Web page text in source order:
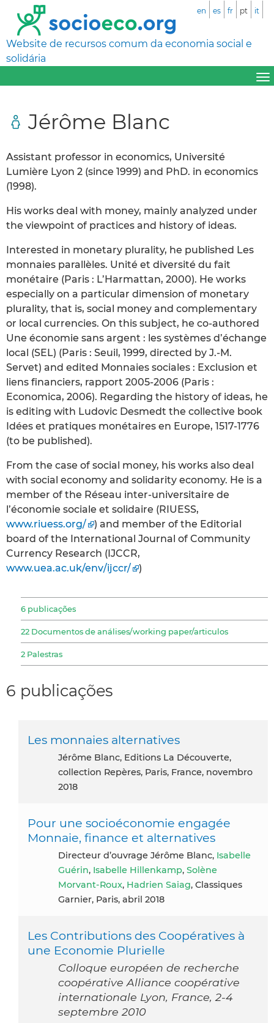
Website de recursos comum da economia social e
solidária
en es fr pt it
Jérôme Blanc
Assistant professor in economics, Université
Lumière Lyon 2 (since 1999) and PhD. in economics
(1998).
His works deal with money, mainly analyzed under
the viewpoint of practices and history of ideas.
Interested in monetary plurality, he published Les
monnaies parallèles. Unité et diversité du fait
monétaire (Paris : L’Harmattan, 2000). He works
especially on a particular dimension of monetary
plurality, that is, social money and complementary
or local currencies. On this subject, he co-authored
Une économie sans argent : les systèmes d’échange
local (SEL) (Paris : Seuil, 1999, directed by J.-M.
Servet) and edited Monnaies sociales : Exclusion et
liens financiers, rapport 2005-2006 (Paris :
Economica, 2006). Regarding the history of ideas, he
is editing with Ludovic Desmedt the collective book
Idées et pratiques monétaires en Europe, 1517-1776
(to be published).
From the case of social money, his works also deal
with social economy and solidarity economy. He is a
member of the Réseau inter-universitaire de
l’économie sociale et solidaire (RIUESS,
www.riuess.org/
) and member of the Editorial
board of the International Journal of Community
Currency Research (IJCCR,
www.uea.ac.uk/env/ijccr/
)
6 publicações
22 Documentos de análises/working paper/articulos
2 Palestras
6 publicações
Les monnaies alternatives
Jérôme Blanc, Editions La Découverte,
collection Repères, Paris, France, novembro
2018
Pour une socioéconomie engagée
Monnaie, finance et alternatives
Directeur d’ouvrage Jérôme Blanc, Isabelle
Guérin, Isabelle Hillenkamp, Solène
Morvant-Roux, Hadrien Saiag, Classiques
Garnier, Paris, abril 2018
Les Contributions des Coopératives à
une Economie Plurielle
Colloque européen de recherche
coopérative Alliance coopérative
internationale Lyon, France, 2-4
septembre 2010